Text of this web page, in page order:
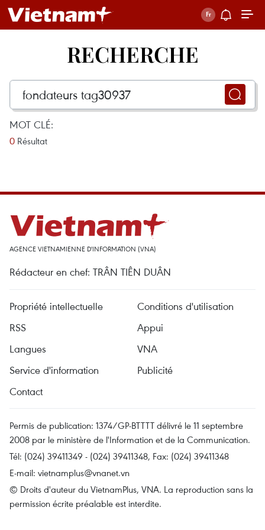
RECHERCHE
MOT CLÉ:
0 Résultat
AGENCE VIETNAMIENNE D'INFORMATION (VNA)
Rédacteur en chef: TRÂN TIÊN DUÂN
Propriété intellectuelle
Conditions d'utilisation
RSS
Appui
Langues
VNA
Service d'information
Publicité
Contact
Permis de publication: 1374/GP-BTTTT délivré le 11 septembre
2008 par le ministère de l'Information et de la Communication.
Tél: (024) 39411349 - (024) 39411348, Fax: (024) 39411348
E-mail: vietnamplus@vnanet.vn
© Droits d'auteur du VietnamPlus, VNA. La reproduction sans la
permission écrite préalable est interdite.